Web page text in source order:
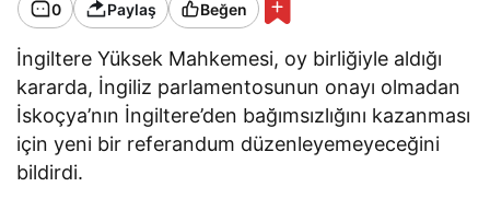
0 Paylaş Beğen
İngiltere Yüksek Mahkemesi, oy birliğiyle aldığı
kararda, İngiliz parlamentosunun onayı olmadan
İskoçya’nın İngiltere’den bağımsızlığını kazanması
için yeni bir referandum düzenleyemeyeceğini
bildirdi.